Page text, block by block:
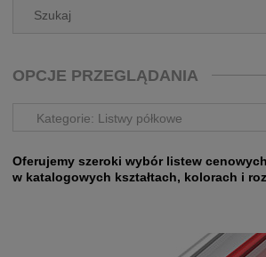
OPCJE PRZEGLĄDANIA
Kategorie: Listwy półkowe
Oferujemy szeroki wybór listew cenowych
w katalogowych kształtach, kolorach i